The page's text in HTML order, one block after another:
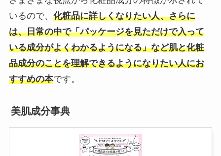
いるので、 化粧品に詳しくなりたい人、さらに
は、日常の中で「パッケージを見ただけで入って
いる成分がよくわかるようになる」など肌と化粧
品成分のことを理解できるようになりたい人にお
すすめの本です。
美肌成分事典